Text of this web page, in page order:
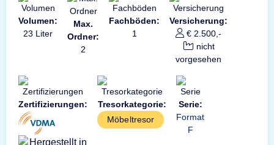
Volumen:
23 Liter
Max.
Ordner:
2
Fachböden:
1
Versicherung:
€ 2.500,-
nicht
vorgesehen
Zertifizierungen:
Tresorkategorie:
Möbeltresor
Serie:
Format
F